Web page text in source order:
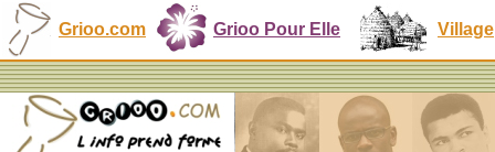
Grioo.com Grioo Pour Elle Village